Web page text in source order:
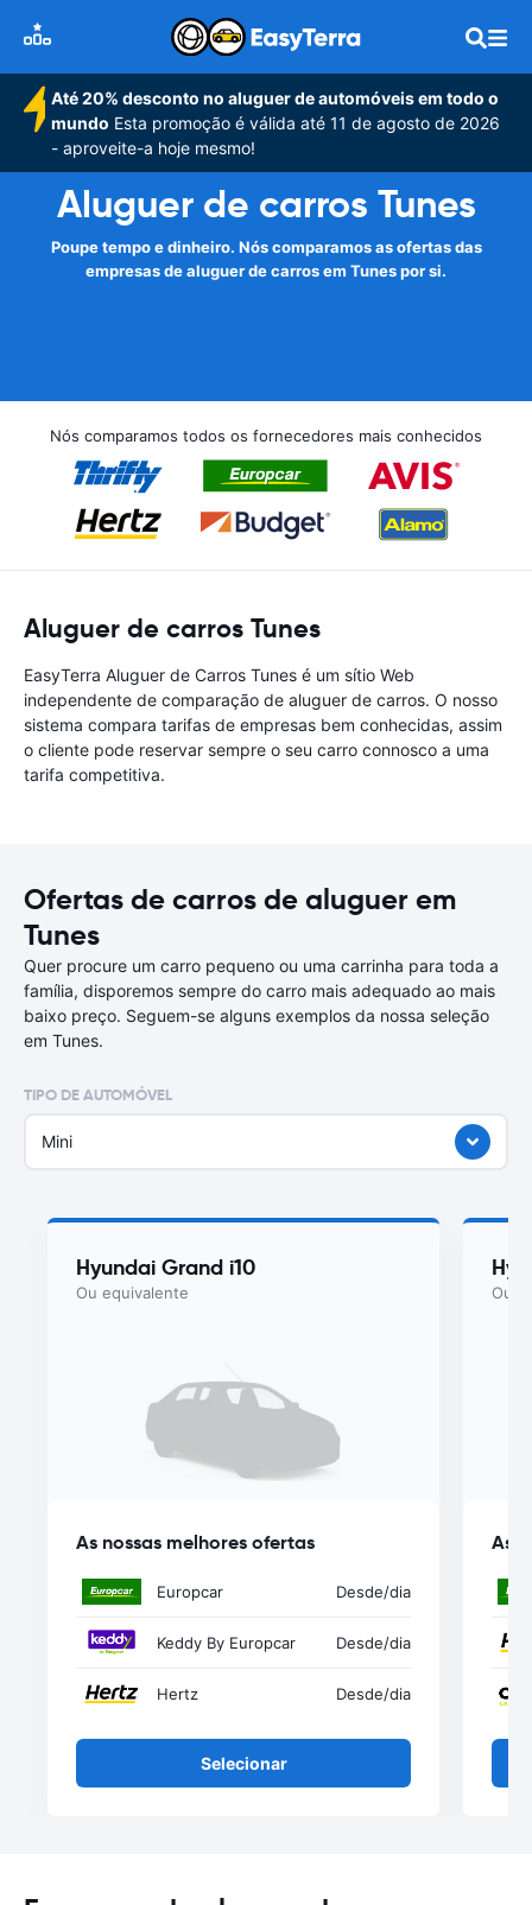
Até 20% desconto no aluguer de automóveis em todo o
mundo Esta promoção é válida até 11 de agosto de 2026
- aproveite-a hoje mesmo!
Aluguer de carros Tunes
Poupe tempo e dinheiro. Nós comparamos as ofertas das
empresas de aluguer de carros em Tunes por si.
Nós comparamos todos os fornecedores mais conhecidos
Aluguer de carros Tunes
EasyTerra Aluguer de Carros Tunes é um sítio Web
independente de comparação de aluguer de carros. O nosso
sistema compara tarifas de empresas bem conhecidas, assim
o cliente pode reservar sempre o seu carro connosco a uma
tarifa competitiva.
Ofertas de carros de aluguer em
Tunes
Quer procure um carro pequeno ou uma carrinha para toda a
família, disporemos sempre do carro mais adequado ao mais
baixo preço. Seguem-se alguns exemplos da nossa seleção
em Tunes.
TIPO DE AUTOMÓVEL
Mini
Hyundai Grand i10
Ou equivalente
As nossas melhores ofertas
Europcar Desde/dia
Keddy By Europcar Desde/dia
Hertz Desde/dia
Selecionar
Ou
As